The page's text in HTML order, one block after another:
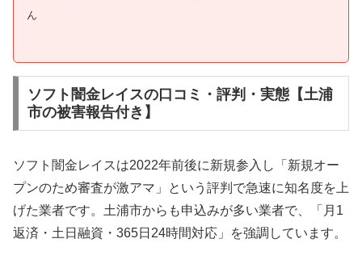
ん
ソフト闇金レイスの口コミ・評判・実態【土浦
市の被害報告付き】
ソフト闇金レイスは2022年前後に新規参入し「新規オー
プンのため審査が激アマ」という評判で急速に知名度を上
げた業者です。土浦市からも申込みが多い業者で、「月1
返済・土日融資・365日24時間対応」を強調しています。